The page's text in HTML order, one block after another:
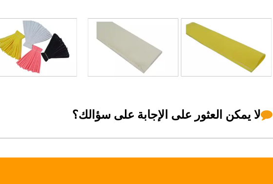
لا يمكن العثور على الإجابة على سؤالك؟